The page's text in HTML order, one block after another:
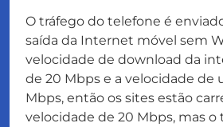
O tráfego do telefone é
saída da Internet móvel sem
velocidade de download da
de 20 Mbps e a velocidade de
Mbps, então os sites estão
velocidade de 20 Mbps, mas o